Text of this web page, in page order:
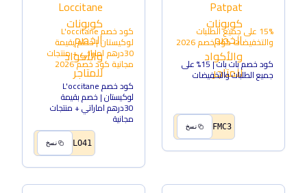
15% على جميع الطلبات
والتخفيضاتكود خصم2026
كود خصم بات بات | 15% على
جميع الطلبات والتخفيضات
FMC3 نسخ
كود خصم L'occitane
لوكيستان | خصم بقيمة
30درهم اماراتي + منتجات
مجانية كود خصم2026
كود خصم L'occitane
لوكيستان | خصم بقيمة
30درهم اماراتي + منتجات
مجانية
LO41 نسخ